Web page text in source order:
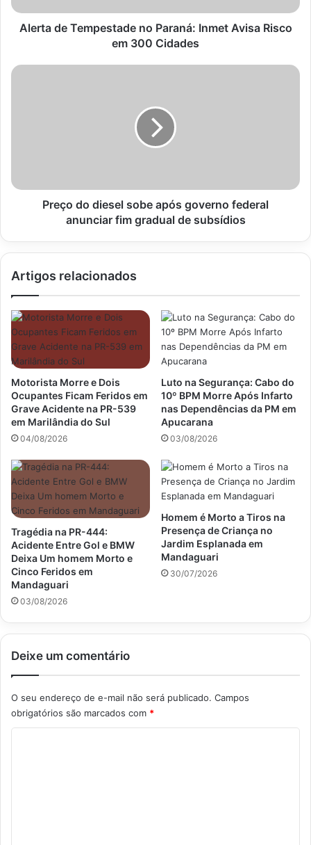
em
300
Alerta de Tempestade no Paraná: Inmet Avisa Risco
em 300 Cidades
Preço
fim
Preço do diesel sobe após governo federal
anunciar fim gradual de subsídios
Artigos relacionados
Motorista Morre e Dois
Ocupantes Ficam Feridos em
Grave Acidente na PR-539
em Marilândia do Sul
04/08/2026
Luto na Segurança: Cabo do
10º BPM Morre Após Infarto
nas Dependências da PM em
Apucarana
03/08/2026
Tragédia na PR-444:
Acidente Entre Gol e BMW
Deixa Um homem Morto e
Cinco Feridos em
Mandaguari
03/08/2026
Homem é Morto a Tiros na
Presença de Criança no
Jardim Esplanada em
Mandaguari
30/07/2026
Deixe um comentário
O seu endereço de e-mail não será publicado. Campos
obrigatórios são marcados com *